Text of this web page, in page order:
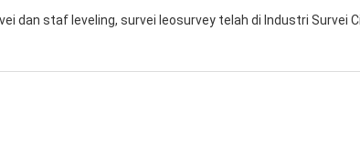
dan staf leveling, survei leosurvey telah di Industri Survei